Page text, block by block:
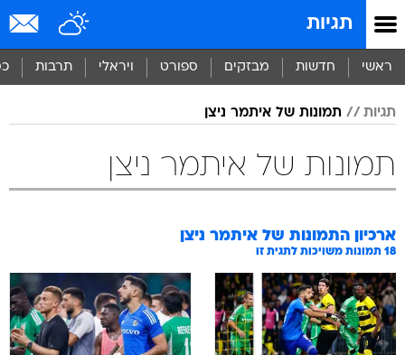
תגיות
ראשי חדשות מבזקים ספורט ויראלי תרבות
תגיות תמונות של איתמר ניצן
תמונות של איתמר ניצן
ארכיון התמונות של איתמר ניצן
18 תמונות משויכות לתגית זו